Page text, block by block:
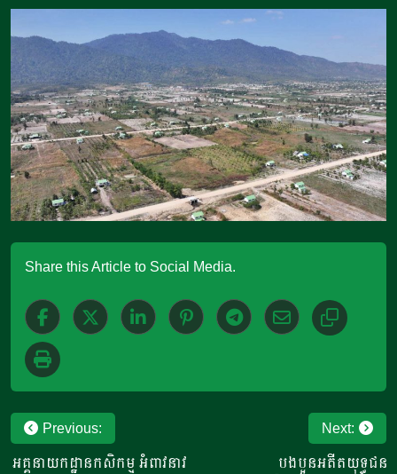
Share this Article to Social Media.
Post
navigation
Previous:
អគ្គនាយកដ្ឋានកសិកម្ម អំពាវនាវ
Next:
បងប្អូនអតីតយុទ្ធជន